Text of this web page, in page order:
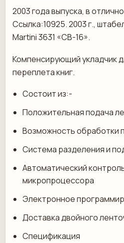
2003 года выпуска, в
Ссылка:10925. 2003 г.,
Martini 3631 «CB-16».
Компенсирующий укладчик
переплета книг.
Состоит из:-
Положительная подача
Возможность обработки
Система разделения и
Автоматический
микропроцессора
Электронное
Доставка двойного
Спецификация